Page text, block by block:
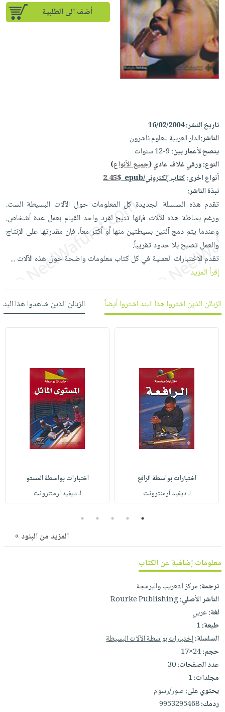
إختياراتنا
أكاديمية
صندوق
القراءة
iKitab
بلا
حدود
أسئلة
يتكرر
على
Android
تحميل
iKitab
على
Apple
أسئلة
يتكرر
طرحها
تحميل
masmu3
على
masmu3
على
Apple
المواضيع
مبيعاً
إختياراتنا
وسائل
جوائز
تعليمية
الصحة
والعناية
الشخصية
جديد
العناية
الشخصية
العناية
وتصفيف
الشعر
العناية
بالجسم
العناية
بالأسنان
الحمية
والتغذية
والسفرة
جديد
الكل
أواني
الطهي
أدوات
الخبز
أدوات
المائدة
الأوعية
أدوات
المطبخ
متجر
الهدايا
أقسام
الأكثر
مبيعاً
العودة
للمدارس
اكسسوارات
كتب
اكسسوارات
مطرزات
حقائب
حلي
عناية
مناسبات
شحن
مجاني
مختارة
كل
الاشتراكات
بحث
عن
الشركة
سياسة
الشركة
أسئلة
طرحها
وفرات
انشر
كتابك
تواصل
معنا
حسابك
الأمنيات
التسوق
نشرة
أضف الى الطلبية
تاريخ النشر:16/02/2004
الناشر:الدار العربية للعلوم ناشرون
ينصح لأعمار بين:9-12 سنوات
النوع:ورقي غلاف عادي (جميع الأنواع)
أنواع اخرى:كتاب إلكتروني/epub
2.45$
نبذة الناشر:
تقدم هذه السلسلة الجديدة كل المعلومات حول الآلات البسيطة الست.
ورغم بساطة هذه الآلات فإنها تتيح لفرد واحد القيام بعمل عدة أشخاص.
وعندما يتم دمج آلتين بسيطتين منها أو أكثر معاً، فإن مقدرتها على الإنتاج
والعمل تصبح بلا حدود تقريباً.
تقدم الاختبارات العملية في كل كتاب معلومات واضحة حول هذه الآلات...
إقرأ المزيد
الزبائن الذين اشتروا هذا البند اشتروا أيضاً الزبائن الذين شاهدوا هذا
اختبارات بواسطة الرافع
لـ ديفيد آرمنترونت
اختبارات بواسطة المستو
لـ ديفيد آرمنترونت
1
2
3
4
5
المزيد من البنود »
معلومات إضافية عن الكتاب
ترجمة:مركز التعريب والبرمجة
الناشر الأصلي:Rourke Publishing
لغة:عربي
طبعة:1
السلسلة:إختبارات بواسطة الآلات البسيطة
حجم:24×17
عدد الصفحات:30
مجلدات:1
يحتوي على:صور/رسوم
ردمك:9953295468